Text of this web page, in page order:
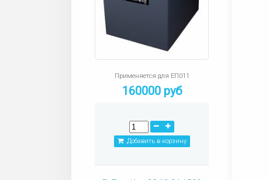
Применяется для ЕП011
160000 руб
Добавить в корзину